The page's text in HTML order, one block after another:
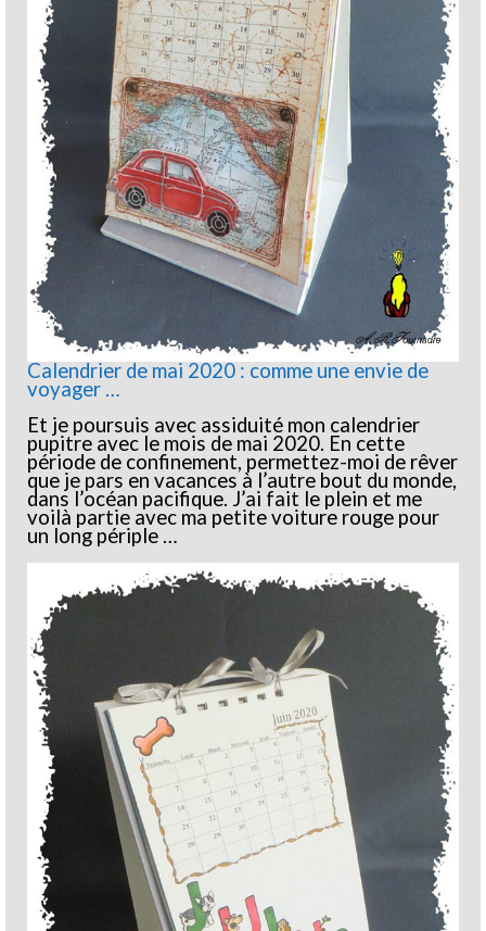
Calendrier de mai 2020 : comme une envie de
voyager …
Et je poursuis avec assiduité mon calendrier
pupitre avec le mois de mai 2020. En cette
période de confinement, permettez-moi de rêver
que je pars en vacances à l’autre bout du monde,
dans l’océan pacifique. J’ai fait le plein et me
voilà partie avec ma petite voiture rouge pour
un long périple …